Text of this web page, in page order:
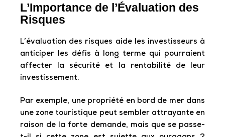
L’Importance de l’Évaluation des
Risques
L’évaluation des risques aide les investisseurs à
anticiper les défis à long terme qui pourraient
affecter la sécurité et la rentabilité de leur
investissement.
Par exemple, une propriété en bord de mer dans
une zone touristique peut sembler attrayante en
raison de la forte demande, mais que se passe-